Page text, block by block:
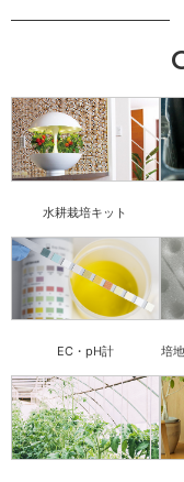
水耕栽培キット
EC・pH計 培